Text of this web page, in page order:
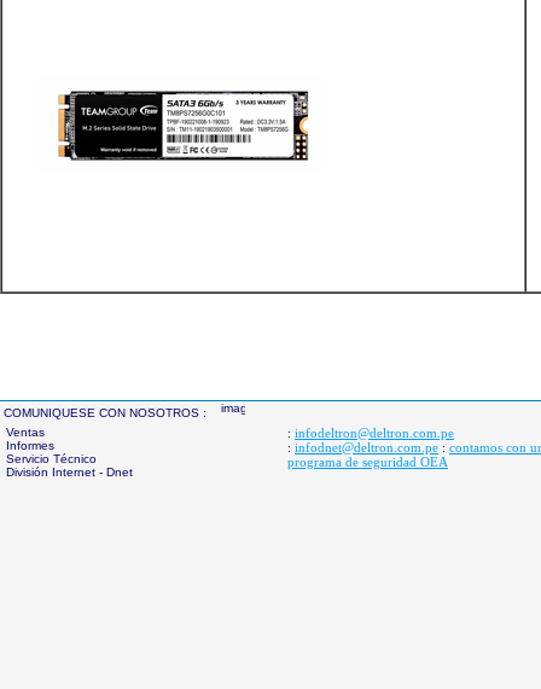
COMUNIQUESE CON NOSOTROS :
Ventas
Informes
Servicio Técnico
División Internet - Dnet
: infodeltron@deltron.com.pe
: infodnet@deltron.com.pe : contamos con
programa de seguridad OEA